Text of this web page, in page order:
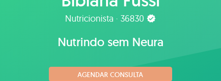
Nutricionista · 36830
Nutrindo sem Neura
AGENDAR CONSULTA